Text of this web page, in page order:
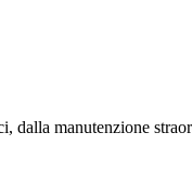
manutenzione